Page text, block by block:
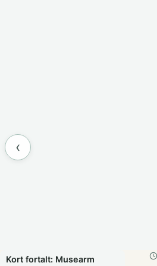
‹
Kort fortalt: Musearm